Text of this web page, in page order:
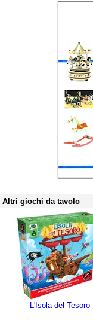
Altri giochi da tavolo
L'Isola del Tesoro